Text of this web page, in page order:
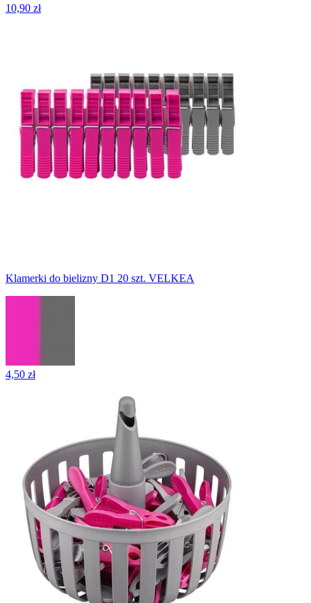
10,90 zł
Klamerki do bielizny D1 20 szt. VELKEA
4,50 zł